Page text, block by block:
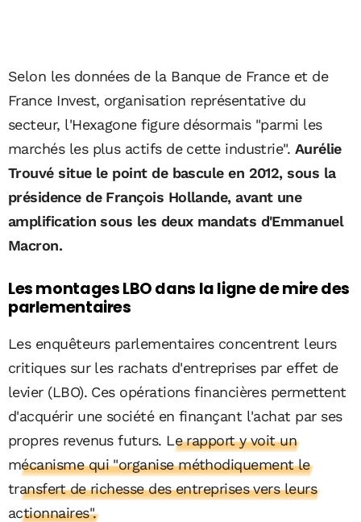
Selon les données de la Banque de France et de
France Invest, organisation représentative du
secteur, l'Hexagone figure désormais "parmi les
marchés les plus actifs de cette industrie". Aurélie
Trouvé situe le point de bascule en 2012, sous la
présidence de François Hollande, avant une
amplification sous les deux mandats d'Emmanuel
Macron.
Les montages LBO dans la ligne de mire des
parlementaires
Les enquêteurs parlementaires concentrent leurs
critiques sur les rachats d'entreprises par effet de
levier (LBO). Ces opérations financières permettent
d'acquérir une société en finançant l'achat par ses
propres revenus futurs. Le rapport y voit un
mécanisme qui "organise méthodiquement le
transfert de richesse des entreprises vers leurs
actionnaires".